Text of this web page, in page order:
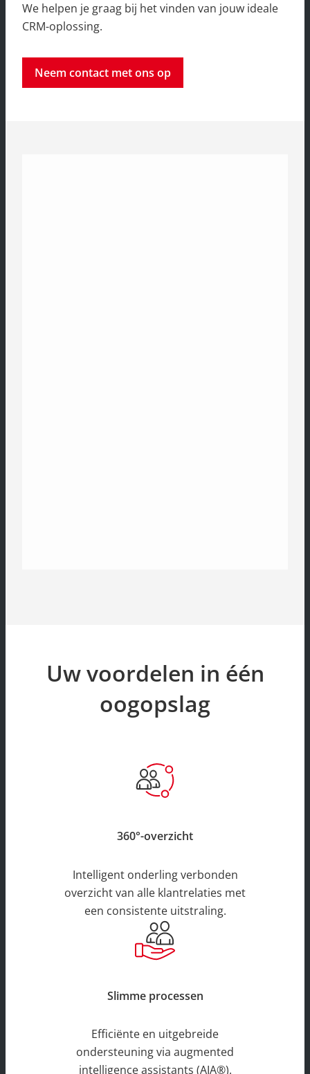
We helpen je graag bij het vinden van jouw ideale
CRM-oplossing.
Neem contact met ons op
Uw voordelen in één
oogopslag
360°-overzicht
Intelligent onderling verbonden
overzicht van alle klantrelaties met
een consistente uitstraling.
Slimme processen
Efficiënte en uitgebreide
ondersteuning via augmented
intelligence assistants (AIA®).